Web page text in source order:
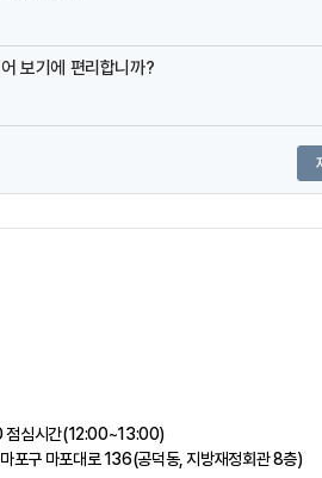
보기에 편리합니까?
심시간(12:00~13:00)
포구 마포대로 136(공덕동, 지방재정회관 8층)